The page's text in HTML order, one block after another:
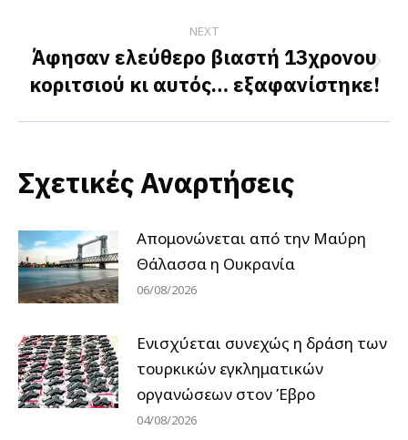
NEXT
Next
post:
Άφησαν ελεύθερο βιαστή 13χρονου
κοριτσιού κι αυτός… εξαφανίστηκε!
Σχετικές Αναρτήσεις
Απομονώνεται από την Μαύρη
Θάλασσα η Ουκρανία
06/08/2026
Ενισχύεται συνεχώς η δράση των
τουρκικών εγκληματικών
οργανώσεων στον Έβρο
04/08/2026